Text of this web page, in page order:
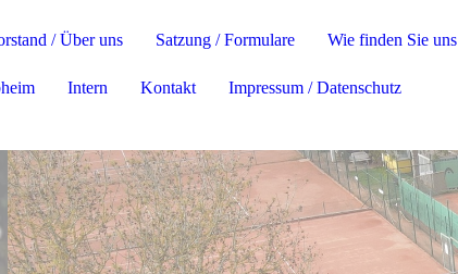
/ Über uns Satzung / Formulare Wie finden Sie uns
Intern Kontakt Impressum / Datenschutz